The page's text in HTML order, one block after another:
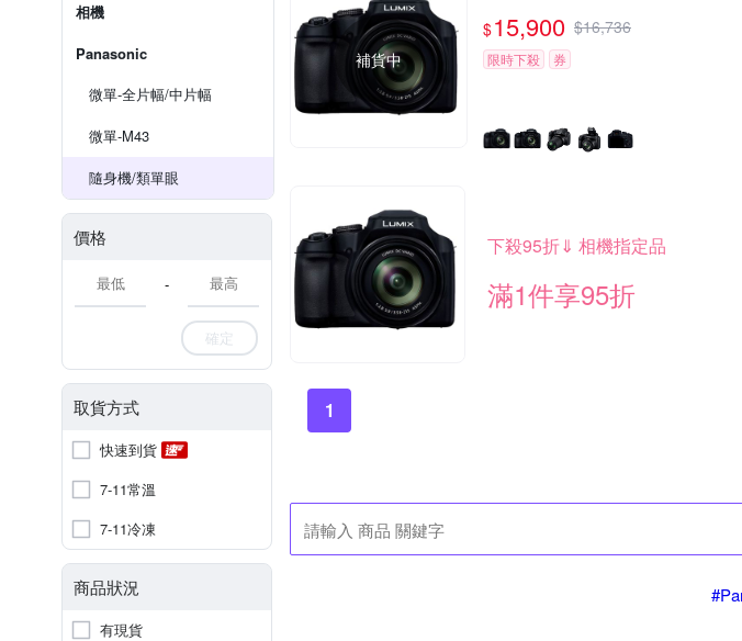
相機
Panasonic
微單-全片幅/中片幅
微單-M43
隨身機/類單眼
價格
-
確定
取貨方式
快速到貨
7-11常溫
7-11冷凍
商品狀況
有現貨
補貨中
$15,900 $16,736
限時下殺 券
下殺95折⇓ 相機指定品
滿1件享95折
1